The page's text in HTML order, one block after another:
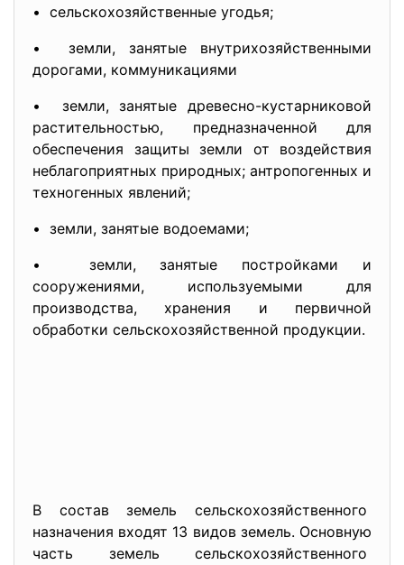
• сельскохозяйственные угодья;
• земли, занятые внутрихозяйственными
дорогами, коммуникациями
• земли, занятые древесно-кустарниковой
растительностью, предназначенной для
обеспечения защиты земли от воздействия
неблагоприятных природных; антропогенных и
техногенных явлений;
• земли, занятые водоемами;
• земли, занятые постройками и
сооружениями, используемыми для
производства, хранения и первичной
обработки сельскохозяйственной продукции.
В состав земель сельскохозяйственного
назначения входят 13 видов земель. Основную
часть земель сельскохозяйственного